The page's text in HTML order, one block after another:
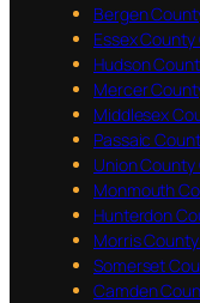
Bergen
Essex
Hudson
Mercer
Middlesex
Passaic
Union
Monmouth
Hunterdon
Morris
Somerset
Camden